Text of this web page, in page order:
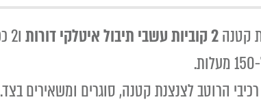
קטנה2 קוביות עשבי תיבול איטלקי דורות ו2 כפות שמן זית ללחם
הרוטב לצנצנת קטנה, סוגרים ומשאירים בצד.